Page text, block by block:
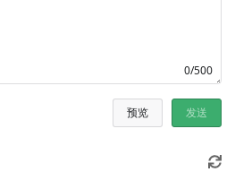
0/500
预览 发送